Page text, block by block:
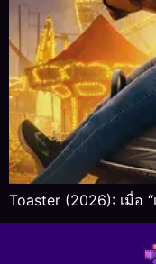
Toaster (2026): เมื่อ